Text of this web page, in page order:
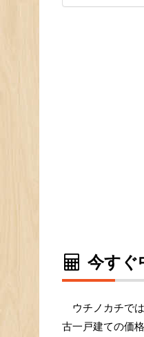
今すぐ
ウチノカチで
古一戸建ての価